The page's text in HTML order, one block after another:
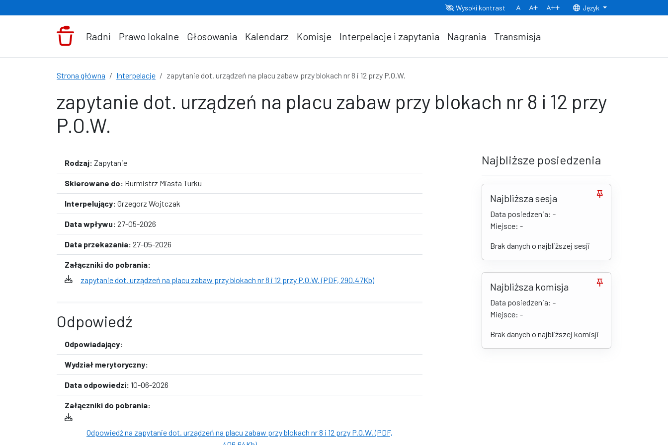
Wysoki kontrast
Normalny rozmiar czcionki
Rozmiar czcionki 150% Rozmiar czcionki 200%
Język
Radni Prawo lokalne Głosowania Kalendarz Komisje Interpelacje i zapytania Nagrania Transmisja
Strona główna Interpelacje zapytanie dot. urządzeń na placu zabaw przy blokach nr 8 i 12 przy P.O.W.
zapytanie dot. urządzeń na placu zabaw przy blokach nr 8 i 12 przy
P.O.W.
Rodzaj: Zapytanie
Skierowane do: Burmistrz Miasta Turku
Interpelujący: Grzegorz Wojtczak
Data wpływu: 27-05-2026
Data przekazania: 27-05-2026
Załączniki do pobrania:
zapytanie dot. urządzeń na placu zabaw przy blokach nr 8 i 12 przy P.O.W. (PDF, 290.47Kb)
Odpowiedź
Odpowiadający:
Wydział merytoryczny:
Data odpowiedzi: 10-06-2026
Załączniki do pobrania:
Odpowiedź na zapytanie dot. urządzeń na placu zabaw przy blokach nr 8 i 12 przy P.O.W. (PDF,
Najbliższe posiedzenia
Najbliższa sesja
Data posiedzenia: -
Miejsce: -
Brak danych o najbliższej sesji
Najbliższa komisja
Data posiedzenia: -
Miejsce: -
Brak danych o najbliższej komisji